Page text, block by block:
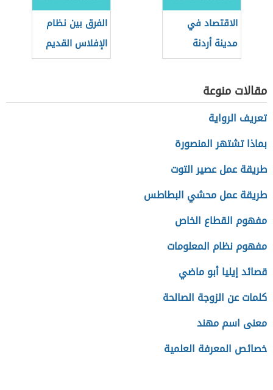
الاقتصاد في
مدينة أردنة
الفرق بين نظام
الإفلاس القديم
والجديد السعودي
مقالات منوعة
تعريف الرواية
بماذا تشتهر المنصورة
طريقة عمل عصير التوت
طريقة عمل محشي البطاطس
مفهوم القطاع الخاص
مفهوم نظام المعلومات
قصائد إيليا أبو ماضي
كلمات عن الزوجة الصالحة
معنى اسم مهند
خصائص المعرفة العلمية